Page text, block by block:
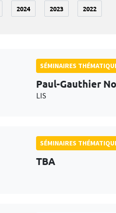
2024 2023 2022
SÉMINAIRES
Paul-Gauthier
LIS
SÉMINAIRES
TBA